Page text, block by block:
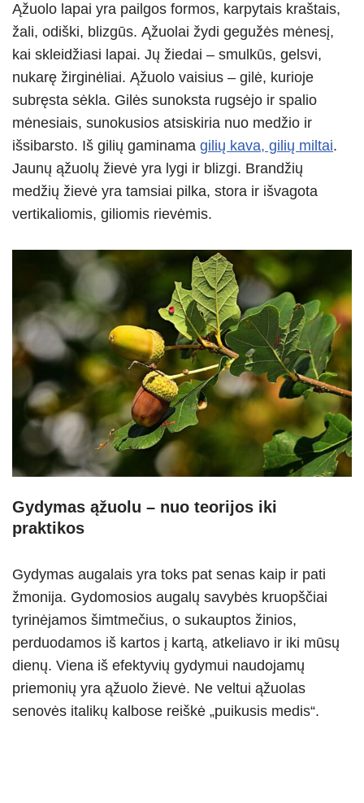
Ąžuolo lapai yra pailgos formos, karpytais kraštais,
žali, odiški, blizgūs. Ąžuolai žydi gegužės mėnesį,
kai skleidžiasi lapai. Jų žiedai – smulkūs, gelsvi,
nukarę žirginėliai. Ąžuolo vaisius – gilė, kurioje
subręsta sėkla. Gilės sunoksta rugsėjo ir spalio
mėnesiais, sunokusios atsiskiria nuo medžio ir
išsibarsto. Iš gilių gaminama gilių kava, gilių miltai.
Jaunų ąžuolų žievė yra lygi ir blizgi. Brandžių
medžių žievė yra tamsiai pilka, stora ir išvagota
vertikaliomis, giliomis rievėmis.
Gydymas ąžuolu – nuo teorijos iki
praktikos
Gydymas augalais yra toks pat senas kaip ir pati
žmonija. Gydomosios augalų savybės kruopščiai
tyrinėjamos šimtmečius, o sukauptos žinios,
perduodamos iš kartos į kartą, atkeliavo ir iki mūsų
dienų. Viena iš efektyvių gydymui naudojamų
priemonių yra ąžuolo žievė. Ne veltui ąžuolas
senovės italikų kalbose reiškė „puikusis medis“.